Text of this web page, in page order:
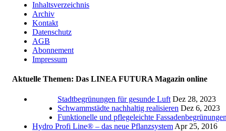
Inhaltsverzeichnis
Archiv
Kontakt
Datenschutz
AGB
Abonnement
Impressum
Aktuelle Themen: Das LINEA FUTURA Magazin online
Stadtbegrünungen für gesunde Luft Dez 28, 2023
Schwammstädte nachhaltig realisieren Dez 6, 2023
Funktionelle und pflegeleichte Fassadenbegrünungen
Hydro Profi Line® – das neue Pflanzsystem Apr 25, 2016